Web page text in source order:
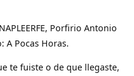
Porfirio Antonio
A Pocas Horas.
te fuiste o de que llegaste,